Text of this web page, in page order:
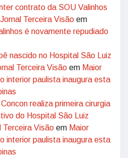
contrato da SOU Valinhos
Terceira Visão em
é novamente repudiado
nascido no Hospital São Luiz
Terceira Visão em Maior
interior paulista inaugura esta
realiza primeira cirurgia
do Hospital São Luiz
Terceira Visão em Maior
interior paulista inaugura esta